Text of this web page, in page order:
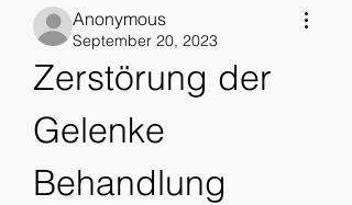
Anonymous
September 20, 2023
Zerstörung der
Gelenke
Behandlung